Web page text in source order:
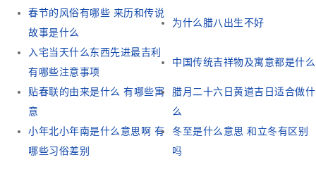
春节的风俗有哪些 来历和传说
故事是什么
为什么腊八出生不好
入宅当天什么东西先进最吉利
有哪些注意事项
中国传统吉祥物及寓意都是什么
贴春联的由来是什么 有哪些寓
意
腊月二十六日黄道吉日适合做什
么
小年北小年南是什么意思啊 有
哪些习俗差别
冬至是什么意思 和立冬有区别
吗